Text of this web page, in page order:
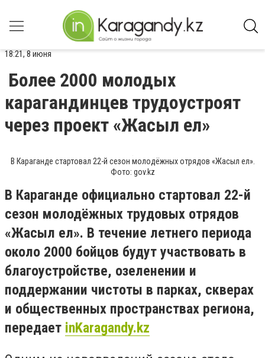
18:21, 8 июня
Более 2000 молодых
карагандинцев трудоустроят
через проект «Жасыл ел»
В Караганде стартовал 22-й сезон молодёжных отрядов «Жасыл ел».
Фото: gov.kz
В Караганде официально стартовал 22-й
сезон молодёжных трудовых отрядов
«Жасыл ел». В течение летнего периода
около 2000 бойцов будут участвовать в
благоустройстве, озеленении и
поддержании чистоты в парках, скверах
и общественных пространствах региона,
передает inKaragandy.kz